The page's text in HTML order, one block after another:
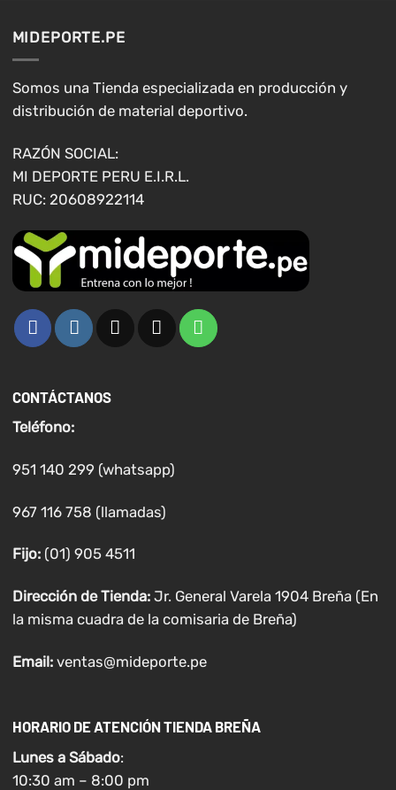
se
pueden
elegir
en
página
de
producto
elegir
en
MIDEPORTE.PE
Somos una Tienda especializada en producción y
distribución de material deportivo.
RAZÓN SOCIAL:
MI DEPORTE PERU E.I.R.L.
RUC: 20608922114
CONTÁCTANOS
Teléfono:
951 140 299 (whatsapp)
967 116 758 (llamadas)
Fijo:(01) 905 4511
Dirección de Tienda: Jr. General Varela 1904 Breña (En
la misma cuadra de la comisaria de Breña)
Email: ventas@mideporte.pe
HORARIO DE ATENCIÓN TIENDA BREÑA
Lunes a Sábado:
10:30 am – 8:00 pm